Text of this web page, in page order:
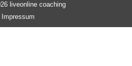
liveonline coaching
Impressum